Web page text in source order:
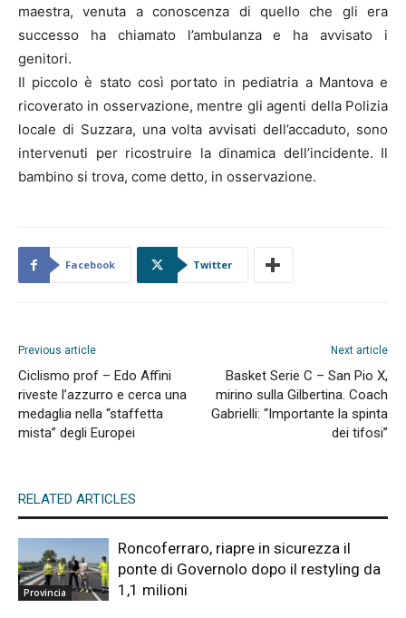
maestra, venuta a conoscenza di quello che gli era
successo ha chiamato l’ambulanza e ha avvisato i
genitori.
Il piccolo è stato così portato in pediatria a Mantova e
ricoverato in osservazione, mentre gli agenti della Polizia
locale di Suzzara, una volta avvisati dell’accaduto, sono
intervenuti per ricostruire la dinamica dell’incidente. Il
bambino si trova, come detto, in osservazione.
Facebook Twitter
Previous article
Ciclismo prof – Edo Affini
riveste l’azzurro e cerca una
medaglia nella “staffetta
mista” degli Europei
Next article
Basket Serie C – San Pio X,
mirino sulla Gilbertina. Coach
Gabrielli: “Importante la spinta
dei tifosi”
RELATED ARTICLES
Provincia
Roncoferraro, riapre in sicurezza il
ponte di Governolo dopo il restyling da
1,1 milioni